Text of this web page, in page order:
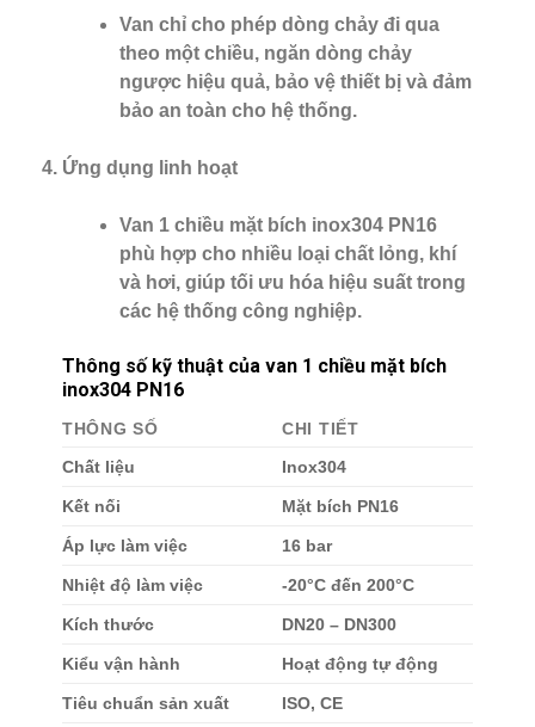
Van chỉ cho phép dòng chảy đi qua
theo một chiều, ngăn dòng chảy
ngược hiệu quả, bảo vệ thiết bị và đảm
bảo an toàn cho hệ thống.
Ứng dụng linh hoạt
Van 1 chiều mặt bích inox304 PN16
phù hợp cho nhiều loại chất lỏng, khí
và hơi, giúp tối ưu hóa hiệu suất trong
các hệ thống công nghiệp.
Thông số kỹ thuật của van 1 chiều mặt bích
inox304 PN16
THÔNG SỐ
CHI TIẾT
Chất liệu
Inox304
Kết nối Mặt bích PN16
Áp lực làm việc 16 bar
Nhiệt độ làm việc -20°C đến 200°C
Kích thước DN20 – DN300
Kiểu vận hành Hoạt động tự động
Tiêu chuẩn sản xuất ISO, CE